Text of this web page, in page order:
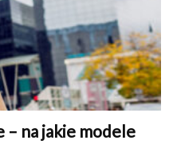
– na jakie modele